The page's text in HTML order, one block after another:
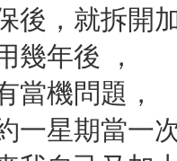
後，就拆開
幾年後 ，
當機問題，
一星期當一